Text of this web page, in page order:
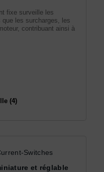
fixe surveille les
les surcharges, les
contribuant ainsi à
(4)
Switches
et réglable